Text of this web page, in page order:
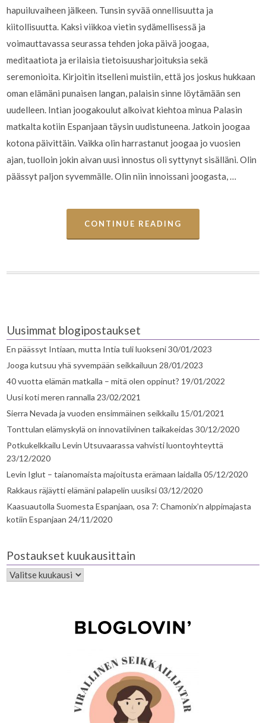
hapuiluvaiheen jälkeen. Tunsin syvää onnellisuutta ja
kiitollisuutta. Kaksi viikkoa vietin sydämellisessä ja
voimauttavassa seurassa tehden joka päivä joogaa,
meditaatiota ja erilaisia tietoisuusharjoituksia sekä
seremonioita. Kirjoitin itselleni muistiin, että jos joskus hukkaan
oman elämäni punaisen langan, palaisin sinne löytämään sen
uudelleen. Intian joogakoulut alkoivat kiehtoa minua Palasin
matkalta kotiin Espanjaan täysin uudistuneena. Jatkoin joogaa
kotona päivittäin. Vaikka olin harrastanut joogaa jo vuosien
ajan, tuolloin jokin aivan uusi innostus oli syttynyt sisälläni. Olin
päässyt paljon syvemmälle. Olin niin innoissani joogasta, …
CONTINUE READING
Uusimmat blogipostaukset
En päässyt Intiaan, mutta Intia tuli luokseni30/01/2023
Jooga kutsuu yhä syvempään seikkailuun 28/01/2023
40 vuotta elämän matkalla – mitä olen oppinut? 19/01/2022
Uusi koti meren rannalla 23/02/2021
Sierra Nevada ja vuoden ensimmäinen seikkailu 15/01/2021
Tonttulan elämyskylä on innovatiivinen taikakeidas 30/12/2020
Potkukelkkailu Levin Utsuvaarassa vahvisti luontoyhteyttä
23/12/2020
Levin Iglut – taianomaista majoitusta erämaan laidalla 05/12/2020
Rakkaus räjäytti elämäni palapelin uusiksi03/12/2020
Kaasuautolla Suomesta Espanjaan, osa 7: Chamonix’n alppimajasta
kotiin Espanjaan 24/11/2020
Postaukset kuukausittain